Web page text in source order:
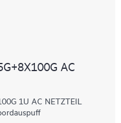
AC
1U AC NETZTEIL